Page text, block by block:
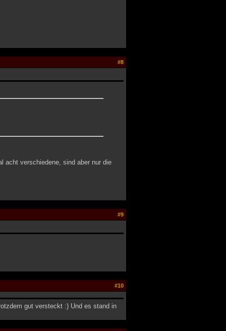
#8
acht verschiedene, sind aber nur die
#9
#10
gut versteckt :) Und es stand in